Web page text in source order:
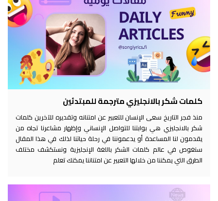
كلمات شكر بالانجليزي مترجمة للمبتدئين
منذ فجر التاريخ سعى الإنسان للتعبير عن امتنانه وتقديره للآخرين كلمات
شكر بالانجليزي هي بوابتنا للتواصل الإنساني وإظهار مشاعرنا تجاه من
يقدمون لنا المساعدة أو يدعموننا في رحلة حياتنا لذلك في هذا المقال
سنغوص في عالم كلمات الشكر باللغة الإنجليزية ونستكشف مختلف
الطرق التي يمكننا من خلالها التعبير عن امتناننا يمكنك تعلم